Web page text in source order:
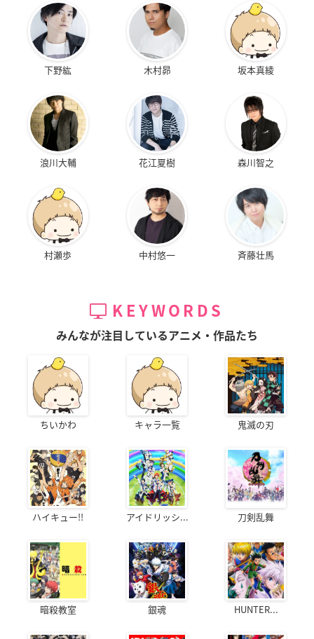
下野紘 木村昴 坂本真綾
浪川大輔 花江夏樹 森川智之
村瀬歩 中村悠一 斉藤壮馬
KEYWORDS
みんなが注目しているアニメ・作品たち
ちいかわ キャラ一覧 鬼滅の刃
ハイキュー!! アイドリッシ... 刀剣乱舞
暗殺教室 銀魂 HUNTER...